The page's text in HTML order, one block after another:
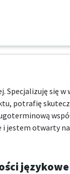
się w
potrafię
i jestem otwarty
językowe